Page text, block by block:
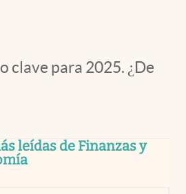
para 2025. ¿De
leídas de Finanzas y